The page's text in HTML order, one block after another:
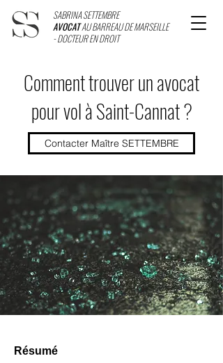
SABRINA SETTEMBRE
AVOCATAU BARREAU DE MARSEILLE
- DOCTEUR EN DROIT
Comment trouver un avocat
pour vol à Saint-Cannat ?
Contacter Maître SETTEMBRE
Résumé